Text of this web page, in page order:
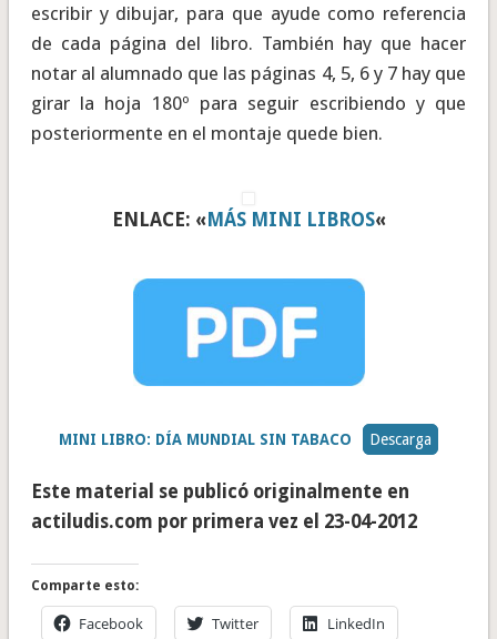
escribir y dibujar, para que ayude como referencia
de cada página del libro. También hay que hacer
notar al alumnado que las páginas 4, 5, 6 y 7 hay que
girar la hoja 180º para seguir escribiendo y que
posteriormente en el montaje quede bien.
ENLACE: «MÁS MINI LIBROS«
MINI LIBRO: DÍA MUNDIAL SIN TABACO Descarga
Este material se publicó originalmente en
actiludis.com por primera vez el 23-04-2012
Comparte esto:
Facebook Twitter LinkedIn